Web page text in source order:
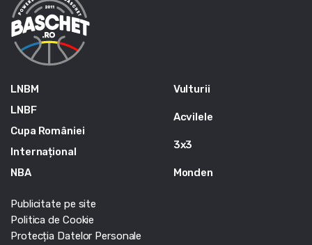
LNBM
LNBF
Cupa României
Internațional
NBA
Vulturii
Acvilele
3x3
Monden
Publicitate pe site
Politica de Cookie
Protecția Datelor Personale